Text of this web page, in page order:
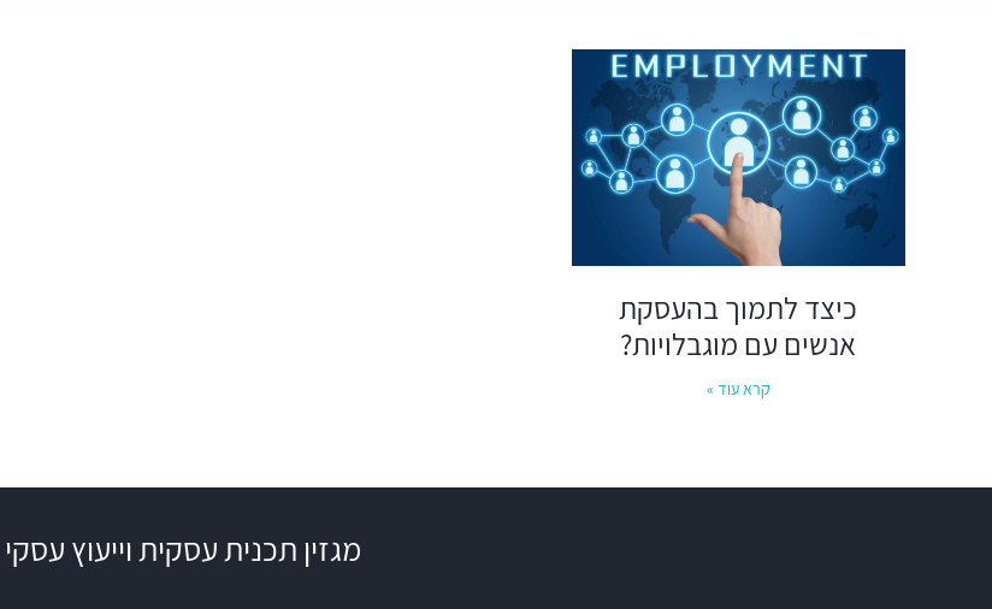
כיצד לתמוך בהעסקת
אנשים עם מוגבלויות?
קרא עוד »
מגזין תכנית עסקית וייעוץ עסקי